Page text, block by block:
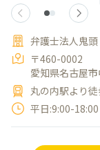
弁護士法人鬼
〒460-0002
愛知県名古屋
丸の内駅より
平日:9:00-18:00